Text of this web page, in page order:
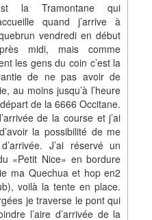
la Tramontane qui
quand j’arrive à
vendredi en début
midi, mais comme
les gens du coin c’est la
de ne pas avoir de
au moins jusqu’à l’heure
de la 6666 Occitane.
de la course et j’ai
la possibilité de me
J’ai réservé un
«Petit Nice» en bordure
ma Quechua et hop en2
voilà la tente en place.
je traverse le pont qui
l’aire d’arrivée de la